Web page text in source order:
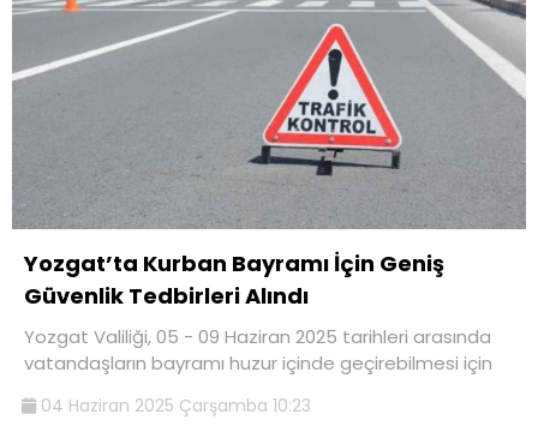
Yozgat’ta Kurban Bayramı İçin Geniş
Güvenlik Tedbirleri Alındı
Yozgat Valiliği, 05 - 09 Haziran 2025 tarihleri arasında
vatandaşların bayramı huzur içinde geçirebilmesi için
04 Haziran 2025 Çarşamba 10:23